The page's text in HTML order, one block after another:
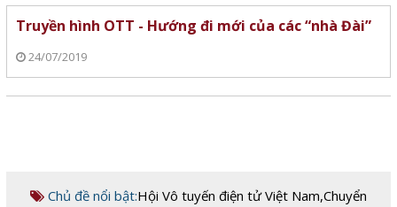
Truyền hình OTT - Hướng đi mới của các “nhà Đài”
24/07/2019
Chủ đề nổi bật:Hội Vô tuyến điện tử Việt Nam,Chuyển